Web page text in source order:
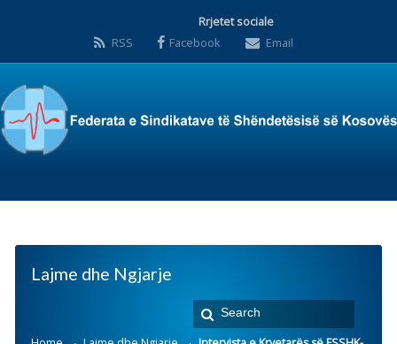
Rrjetet sociale
RSS Facebook Email
Intervista e Kryetarës së FSSHK-
së Znj.Tevide Imeri të dhënë për Tëvë 1